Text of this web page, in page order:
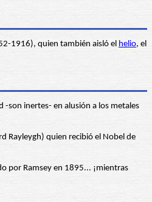
1916), quien también aisló el helio, el
-son inertes- en alusión a los metales
Rayleygh) quien recibió el Nobel de
por Ramsey en 1895... ¡mientras